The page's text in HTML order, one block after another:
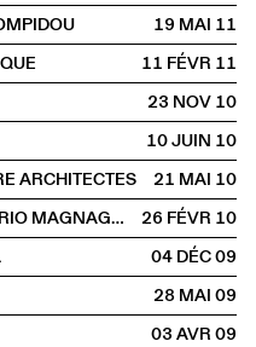
19 MAI2011
11 FÉVR2011
23 NOV2010
10 JUIN2010
ARCHITECTES
21 MAI2010
BERNARD AEBISCHER ET VITTORIO MAGNAGO LAMPUGNANI
26 FÉVR2010
04 DÉC2009
28 MAI2009
03 AVR2009